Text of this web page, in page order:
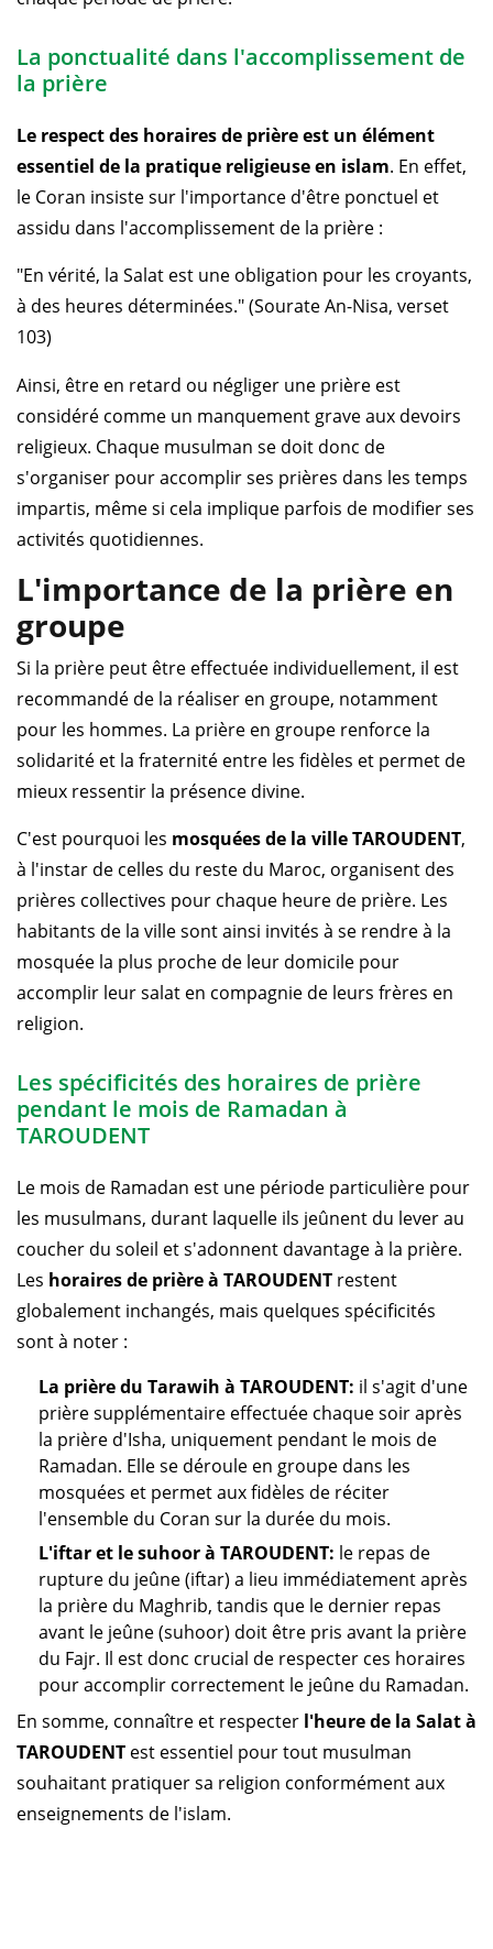
La ponctualité dans l'accomplissement de
la prière
Le respect des horaires de prière est un élément
essentiel de la pratique religieuse en islam. En effet,
le Coran insiste sur l'importance d'être ponctuel et
assidu dans l'accomplissement de la prière :
"En vérité, la Salat est une obligation pour les croyants,
à des heures déterminées." (Sourate An-Nisa, verset
103)
Ainsi, être en retard ou négliger une prière est
considéré comme un manquement grave aux devoirs
religieux. Chaque musulman se doit donc de
s'organiser pour accomplir ses prières dans les temps
impartis, même si cela implique parfois de modifier ses
activités quotidiennes.
L'importance de la prière en
groupe
Si la prière peut être effectuée individuellement, il est
recommandé de la réaliser en groupe, notamment
pour les hommes. La prière en groupe renforce la
solidarité et la fraternité entre les fidèles et permet de
mieux ressentir la présence divine.
C'est pourquoi les mosquées de la ville TAROUDENT,
à l'instar de celles du reste du Maroc, organisent des
prières collectives pour chaque heure de prière. Les
habitants de la ville sont ainsi invités à se rendre à la
mosquée la plus proche de leur domicile pour
accomplir leur salat en compagnie de leurs frères en
religion.
Les spécificités des horaires de prière
pendant le mois de Ramadan à
TAROUDENT
Le mois de Ramadan est une période particulière pour
les musulmans, durant laquelle ils jeûnent du lever au
coucher du soleil et s'adonnent davantage à la prière.
Les horaires de prière à TAROUDENT restent
globalement inchangés, mais quelques spécificités
sont à noter :
La prière du Tarawih à TAROUDENT: il s'agit d'une
prière supplémentaire effectuée chaque soir après
la prière d'Isha, uniquement pendant le mois de
Ramadan. Elle se déroule en groupe dans les
mosquées et permet aux fidèles de réciter
l'ensemble du Coran sur la durée du mois.
L'iftar et le suhoor à TAROUDENT: le repas de
rupture du jeûne (iftar) a lieu immédiatement après
la prière du Maghrib, tandis que le dernier repas
avant le jeûne (suhoor) doit être pris avant la prière
du Fajr. Il est donc crucial de respecter ces horaires
pour accomplir correctement le jeûne du Ramadan.
En somme, connaître et respecter l'heure de la Salat à
TAROUDENT est essentiel pour tout musulman
souhaitant pratiquer sa religion conformément aux
enseignements de l'islam.